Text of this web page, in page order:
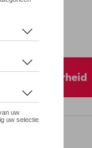
beschikbaarheid